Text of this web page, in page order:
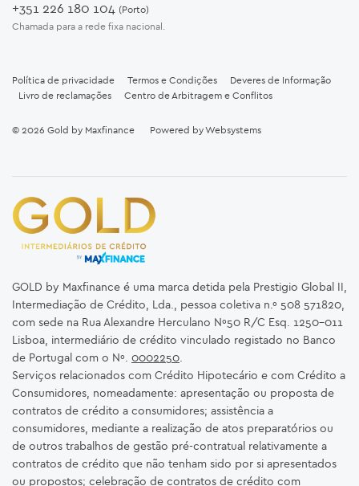
+351 226 180 104 (Porto)
Chamada para a rede fixa nacional.
Política de privacidade Termos e Condições
Deveres de Informação
Livro de reclamações
Centro de Arbitragem e Conflitos
© 2026 Gold by Maxfinance Powered byWebsystems
GOLD by Maxfinance é uma marca detida pela Prestigio Global II,
Intermediação de Crédito, Lda., pessoa coletiva n.º 508 571820,
com sede na Rua Alexandre Herculano Nº50 R/C Esq. 1250-011
Lisboa, intermediário de crédito vinculado registado no Banco
de Portugal com o Nº. 0002250.
Serviços relacionados com Crédito Hipotecário e com Crédito a
Consumidores, nomeadamente: apresentação ou proposta de
contratos de crédito a consumidores; assistência a
consumidores, mediante a realização de atos preparatórios ou
de outros trabalhos de gestão pré-contratual relativamente a
contratos de crédito que não tenham sido por si apresentados
ou propostos; celebração de contratos de crédito com